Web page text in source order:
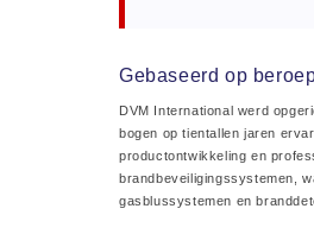
Gebaseerd op
DVM International werd
bogen op tientallen jaren
productontwikkeling en
brandbeveiligingssystemen,
gasblussystemen en